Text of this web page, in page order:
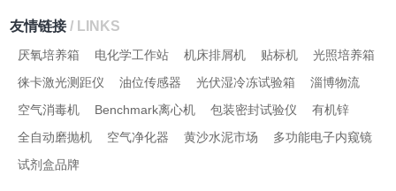
友情链接/ LINKS
厌氧培养箱 电化学工作站 机床排屑机 贴标机
光照培养箱
徕卡激光测距仪
油位传感器 光伏湿冷冻试验箱
淄博物流
空气消毒机
Benchmark离心机 包装密封试验仪
有机锌
全自动磨抛机
空气净化器 黄沙水泥市场
多功能电子内窥镜
试剂盒品牌